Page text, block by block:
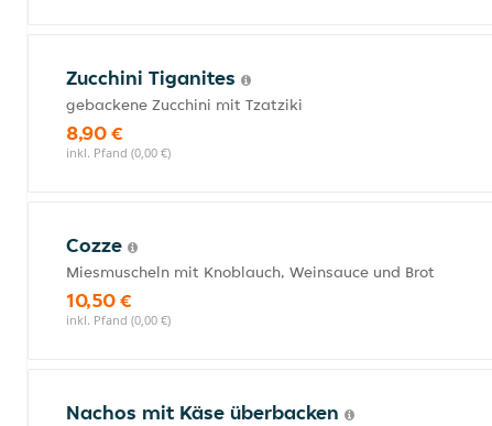
Zucchini Tiganites
gebackene Zucchini mit Tzatziki
8,90 €
inkl. Pfand (0,00 €)
Cozze
Miesmuscheln mit Knoblauch, Weinsauce und Brot
10,50 €
inkl. Pfand (0,00 €)
Nachos mit Käse überbacken